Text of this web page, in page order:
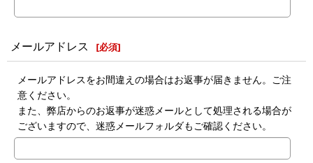
メールアドレス [必須]
メールアドレスをお間違えの場合はお返事が届きません。ご注
意ください。
また、弊店からのお返事が迷惑メールとして処理される場合が
ございますので、迷惑メールフォルダもご確認ください。